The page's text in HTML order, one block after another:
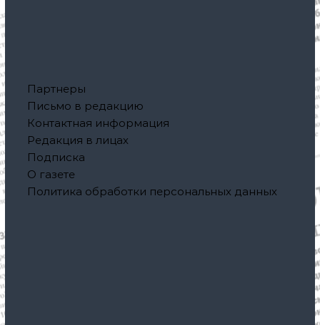
Партнеры
Письмо в редакцию
Контактная информация
Редакция в лицах
Подписка
О газете
Политика обработки персональных данных